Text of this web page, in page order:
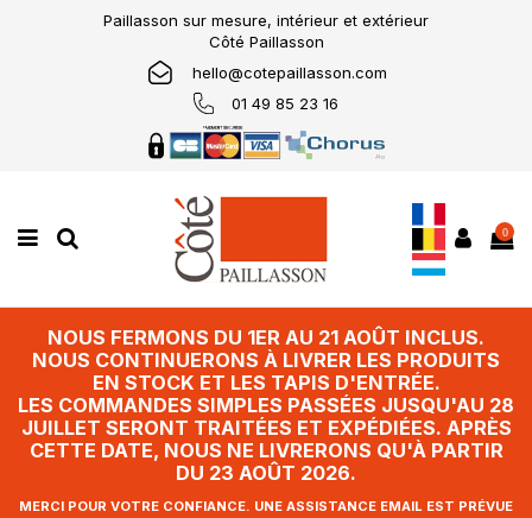
Paillasson sur mesure, intérieur et extérieur
Côté Paillasson
hello@cotepaillasson.com
01 49 85 23 16
0
NOUS FERMONS DU 1ER AU 21 AOÛT INCLUS.
NOUS CONTINUERONS À LIVRER LES PRODUITS
EN STOCK ET LES TAPIS D'ENTRÉE.
LES COMMANDES SIMPLES PASSÉES JUSQU'AU 28
JUILLET SERONT TRAITÉES ET EXPÉDIÉES. APRÈS
CETTE DATE, NOUS NE LIVRERONS QU'À PARTIR
DU 23 AOÛT 2026.
MERCI POUR VOTRE CONFIANCE. UNE ASSISTANCE EMAIL EST PRÉVUE